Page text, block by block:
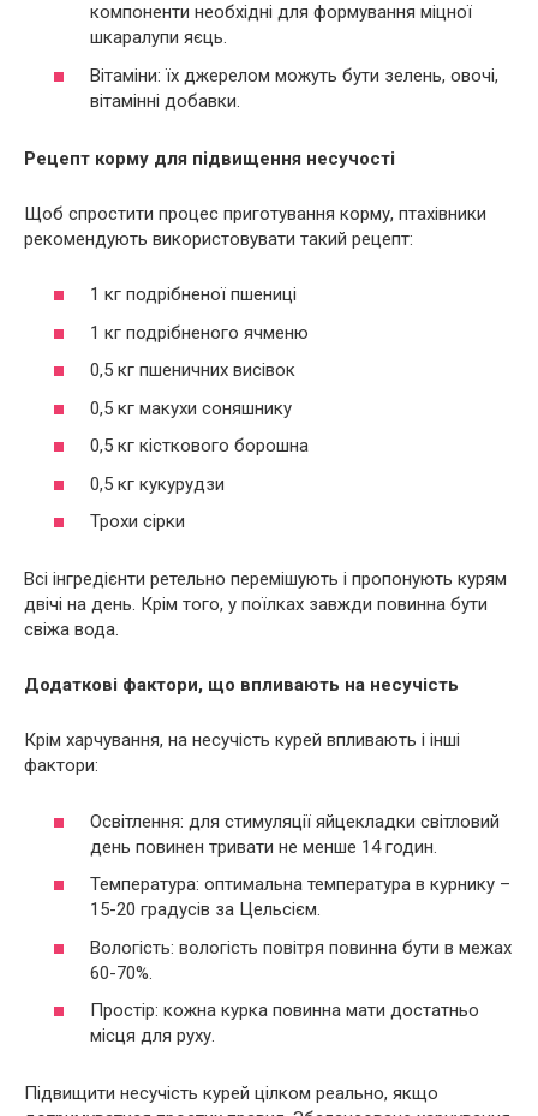
компоненти необхідні для формування міцної
шкаралупи яєць.
Вітаміни: їх джерелом можуть бути зелень, овочі,
вітамінні добавки.
Рецепт корму для підвищення несучості
Щоб спростити процес приготування корму, птахівники
рекомендують використовувати такий рецепт:
1 кг подрібненої пшениці
1 кг подрібненого ячменю
0,5 кг пшеничних висівок
0,5 кг макухи соняшнику
0,5 кг кісткового борошна
0,5 кг кукурудзи
Трохи сірки
Всі інгредієнти ретельно перемішують і пропонують курям
двічі на день. Крім того, у поїлках завжди повинна бути
свіжа вода.
Додаткові фактори, що впливають на несучість
Крім харчування, на несучість курей впливають і інші
фактори:
Освітлення: для стимуляції яйцекладки світловий
день повинен тривати не менше 14 годин.
Температура: оптимальна температура в курнику –
15-20 градусів за Цельсієм.
Вологість: вологість повітря повинна бути в межах
60-70%.
Простір: кожна курка повинна мати достатньо
місця для руху.
Підвищити несучість курей цілком реально, якщо